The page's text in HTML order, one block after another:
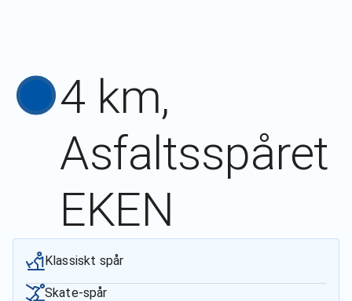
4 km,
Asfaltsspåret
EKEN
Klassiskt spår
Skate-spår